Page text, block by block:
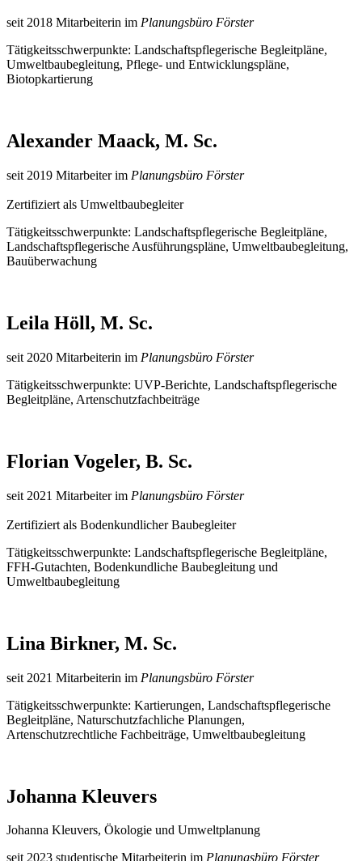
seit 2018 Mitarbeiterin im Planungsbüro Förster
Tätigkeitsschwerpunkte: Landschaftspflegerische Begleitpläne,
Umweltbaubegleitung, Pflege- und Entwicklungspläne,
Biotopkartierung
Alexander Maack, M. Sc.
seit 2019 Mitarbeiter im Planungsbüro Förster
Zertifiziert als Umweltbaubegleiter
Tätigkeitsschwerpunkte: Landschaftspflegerische Begleitpläne,
Landschaftspflegerische Ausführungspläne, Umweltbaubegleitung,
Bauüberwachung
Leila Höll, M. Sc.
seit 2020 Mitarbeiterin im Planungsbüro Förster
Tätigkeitsschwerpunkte: UVP-Berichte, Landschaftspflegerische
Begleitpläne, Artenschutzfachbeiträge
Florian Vogeler, B. Sc.
seit 2021 Mitarbeiter im Planungsbüro Förster
Zertifiziert als Bodenkundlicher Baubegleiter
Tätigkeitsschwerpunkte: Landschaftspflegerische Begleitpläne,
FFH-Gutachten, Bodenkundliche Baubegleitung und
Umweltbaubegleitung
Lina Birkner, M. Sc.
seit 2021 Mitarbeiterin im Planungsbüro Förster
Tätigkeitsschwerpunkte: Kartierungen, Landschaftspflegerische
Begleitpläne, Naturschutzfachliche Planungen,
Artenschutzrechtliche Fachbeiträge, Umweltbaubegleitung
Johanna Kleuvers
Johanna Kleuvers, Ökologie und Umweltplanung
seit 2023 studentische Mitarbeiterin im Planungsbüro Förster